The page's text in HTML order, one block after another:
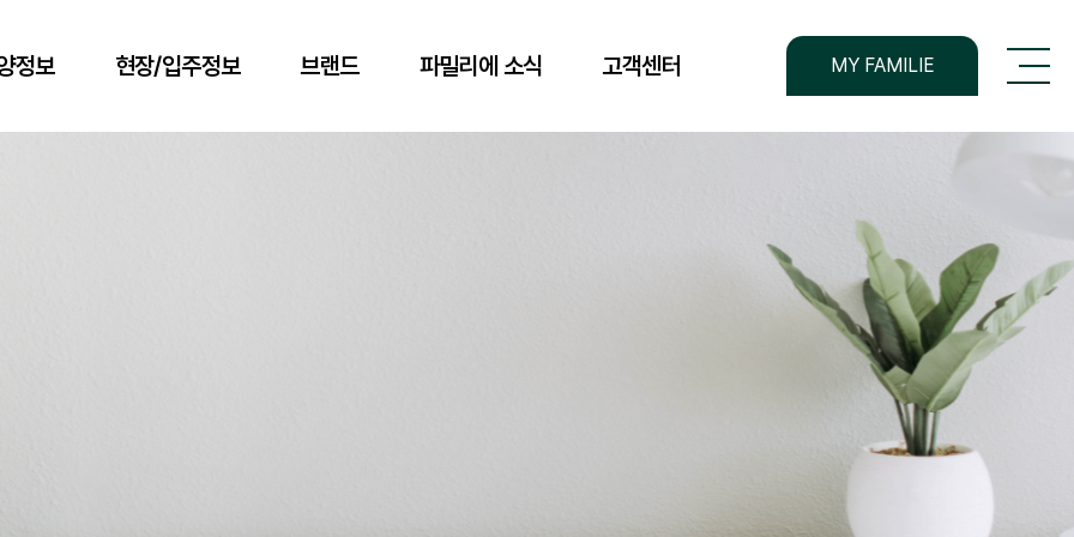
정보 현장/입주정보 브랜드 파밀리에 소식 고객센터 MY FAMILIE